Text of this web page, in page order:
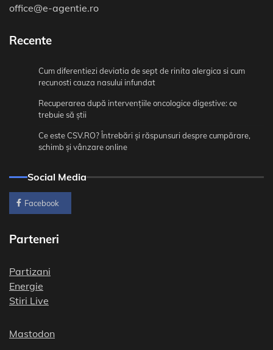
office@e-agentie.ro
Recente
Cum diferentiezi deviatia de sept de rinita alergica si cum
recunosti cauza nasului infundat
Recuperarea după intervențiile oncologice digestive: ce
trebuie să știi
Ce este CSV.RO? Întrebări și răspunsuri despre cumpărare,
schimb și vânzare online
Social Media
Facebook
Parteneri
Partizani
Energie
Stiri Live
Mastodon